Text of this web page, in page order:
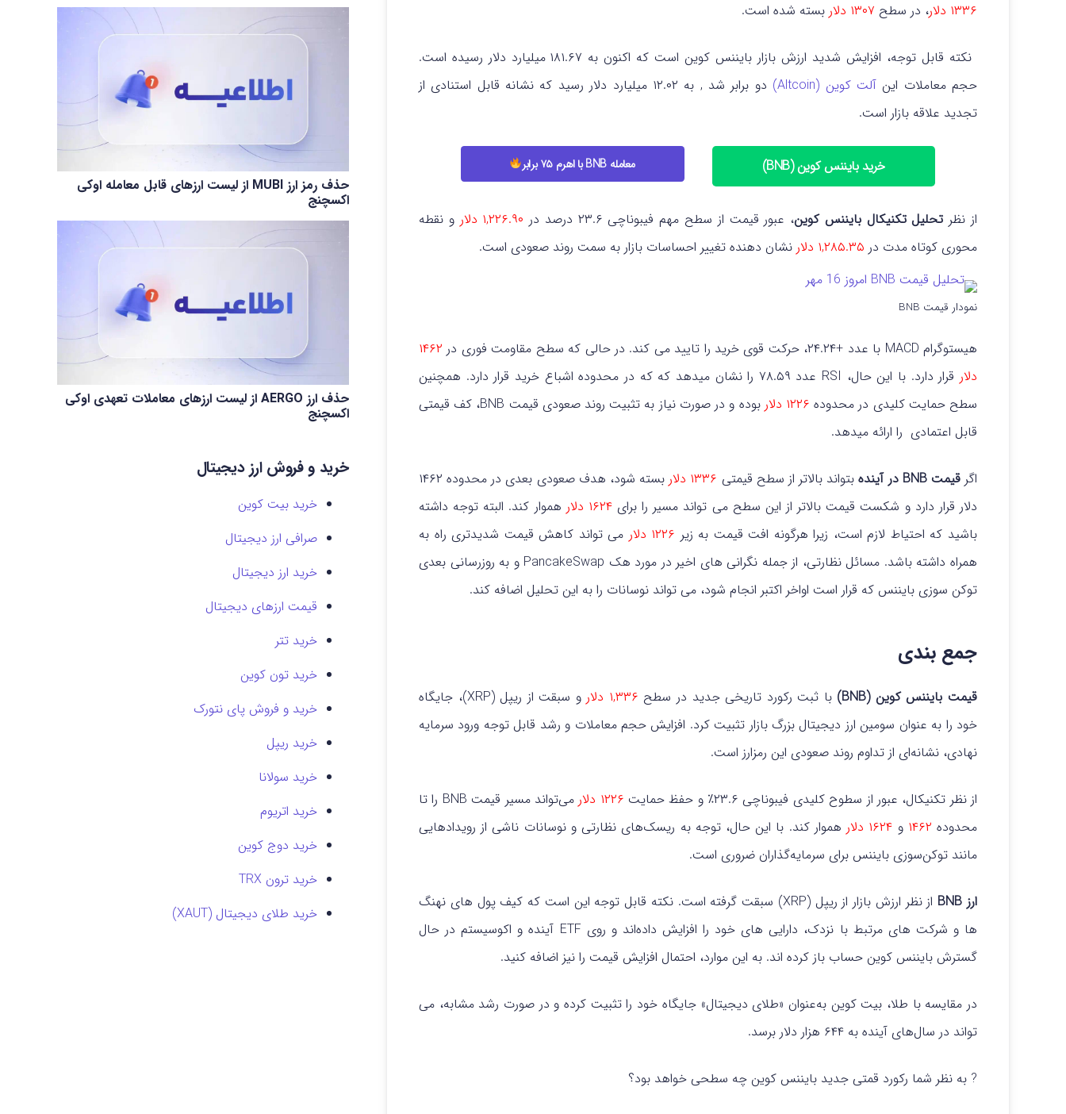
۱۳۳۶ دلار
، در سطح ۱۳۰۷ دلار بسته شده است.
نکته قابل توجه، افزایش شدید ارزش بازار بایننس کوین است که اکنون به ۱۸۱.۶۷ میلیارد دلار رسیده است.
حجم معاملات اینآلت کوین (Altcoin)
دو برابر شد , به ۱۲.۰۲ میلیارد دلار رسید که نشانه قابل استنادی از
تجدید علاقه بازار است.
خرید بایننس کوین (BNB) معامله BNB با اهرم ۷۵ برابر
از نظر تحلیل تکنیکال بایننس کوین، عبور قیمت از سطح مهم فیبوناچی ۲۳.۶ درصد در ۱,۲۲۶.۹۰ دلار
و نقطه
محوری کوتاه مدت در
نشان دهنده تغییر احساسات بازار به سمت روند صعودی است.
نمودار قیمت BNB
هیستوگرام MACD با عدد +۲۴.۲۴، حرکت قوی خرید را تایید می کند. در حالی که سطح مقاومت فوری در
۱۴۶۲
دلار
قرار دارد. با این حال، RSI عدد ۷۸.۵۹ را نشان میدهد که که در محدوده اشباع خرید قرار دارد. همچنین
سطح حمایت کلیدی در محدوده ۱۲۲۶ دلار
بوده و در صورت نیاز به تثبیت روند صعودی قیمت BNB، کف قیمتی
قابل اعتمادی را ارائه میدهد.
اگرقیمت BNB در آینده بتواند بالاتر از سطح قیمتی
بسته شود، هدف صعودی بعدی در محدوده ۱۴۶۲
دلار قرار دارد و شکست قیمت بالاتر از این سطح می تواند مسیر را برای۱۶۲۴ دلار
هموار کند. البته توجه داشته
باشید که احتیاط لازم است، زیرا هرگونه افت قیمت به زیر ۱۲۲۶ دلار
می تواند کاهش قیمت شدیدتری راه به
همراه داشته باشد. مسائل نظارتی، از جمله نگرانی های اخیر در مورد هک PancakeSwap و به روزرسانی بعدی
توکن سوزی بایننس که قرار است اواخر اکتبر انجام شود، می تواند نوسانات را به این تحلیل اضافه کند.
جمع بندی
قیمت بایننس کوین (BNB) با ثبت رکورد تاریخی جدید در سطح ۱,۳۳۶ دلار
و سبقت از ریپل (XRP)، جایگاه
خود را به عنوان سومین ارز دیجیتال بزرگ بازار تثبیت کرد. افزایش حجم معاملات و رشد قابل توجه ورود سرمایه
نهادی، نشانه‌ای از تداوم روند صعودی این رمزارز است.
از نظر تکنیکال، عبور از سطوح کلیدی فیبوناچی ۲۳.۶٪ و حفظ حمایت ۱۲۲۶ دلار
می‌تواند مسیر قیمت BNB را تا
محدوده ۱۴۶۲ و ۱۶۲۴ دلار هموار کند. با این حال، توجه به ریسک‌های نظارتی و نوسانات ناشی از رویدادهایی
مانند توکن‌سوزی بایننس برای سرمایه‌گذاران ضروری است.
ارز BNB
از نظر ارزش بازار از ریپل (XRP) سبقت گرفته است. نکته قابل توجه این است که کیف پول های نهنگ
ها و شرکت های مرتبط با نزدک، دارایی های خود را افزایش داده‌اند و روی ETF آینده و اکوسیستم در حال
گسترش بایننس کوین حساب باز کرده اند. به این موارد، احتمال افزایش قیمت را نیز اضافه کنید.
در مقایسه با طلا، بیت کوین به‌عنوان «طلای دیجیتال» جایگاه خود را تثبیت کرده و در صورت رشد مشابه، می
تواند در سال‌های آینده به ۶۴۴ هزار دلار برسد.
? به نظر شما رکورد قمتی جدید بایننس کوین چه سطحی خواهد بود؟
حذف رمز ارز MUBI از لیست ارزهای قابل معامله اوکی
اکسچنج
حذف ارز AERGO از لیست ارزهای معاملات تعهدی اوکی
اکسچنج
خرید و فروش ارز دیجیتال
خرید بیت کوین
صرافی ارز دیجیتال
خرید ارز دیجیتال
قیمت ارزهای دیجیتال
خرید تتر
خرید تون کوین
خرید و فروش پای نتورک
خرید ریپل
خرید سولانا
خرید اتریوم
خرید دوج کوین
خرید ترون TRX
خرید طلای دیجیتال (XAUT)